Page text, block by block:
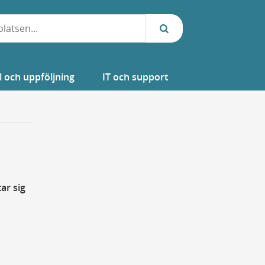
och uppföljning IT och support
sig